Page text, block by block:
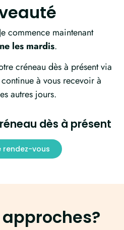
commence maintenant
les mardis.
créneau dès à présent via
à vous recevoir à
autres jours.
dès à présent
rendez-vous